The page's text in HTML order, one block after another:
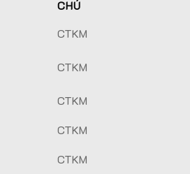
CHÚ
CTKM
CTKM
CTKM
CTKM
CTKM